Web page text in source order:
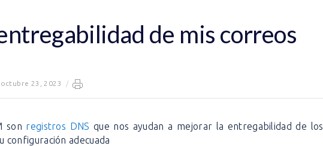
de mis correos
octubre 23, 2023 /
son registros DNSque nos ayudan a mejorar la entregabilidad de los
adecuada